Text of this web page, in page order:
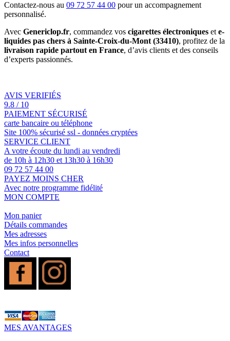
Contactez-nous au 09 72 57 44 00 pour un accompagnement
personnalisé.
Avec Genericlop.fr, commandez vos cigarettes électroniques ete-
liquides pas chers à Sainte-Croix-du-Mont (33410), profitez de la
livraison rapide partout en France, d’avis clients et des conseils
d’experts passionnés.
AVIS VERIFIÉS
9.8 / 10
PAIEMENT SÉCURISÉ
carte bancaire ou téléphone
Site 100% sécurisé ssl - données cryptées
SERVICE CLIENT
A votre écoute du lundi au vendredi
de 10h à 12h30 et 13h30 à 16h30
09 72 57 44 00
PAYEZ MOINS CHER
Avec notre programme fidélité
MON COMPTE
Mon panier
Détails commandes
Mes adresses
Mes infos personnelles
Contact
MES AVANTAGES